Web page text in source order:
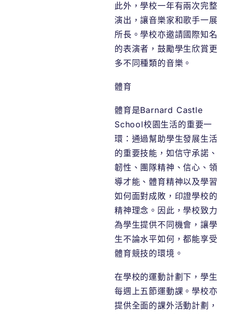
此外，學校一年有兩次完整
演出，讓音樂家和歌手一展
所長。學校亦邀請國際知名
的表演者，鼓勵學生欣賞更
多不同種類的音樂。
體育
體育是Barnard Castle
School校園生活的重要一
環：通過幫助學生發展生活
的重要技能，如信守承諾、
韌性、團隊精神、信心、領
導才能、體育精神以及學習
如何面對成敗，印證學校的
精神理念。因此，學校致力
為學生提供不同機會，讓學
生不論水平如何，都能享受
體育競技的環境。
在學校的運動計劃下，學生
每週上五節運動課。學校亦
提供全面的課外活動計劃，